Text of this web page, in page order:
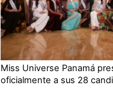
Miss Universe Panamá
oficialmente a sus 28